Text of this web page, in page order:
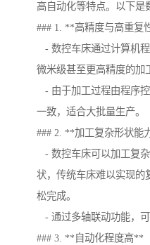
高自动化等特点。以下是
### 1. **高精度与高重复
- 数控车床通过计算机
微米级甚至更高精度的加
- 由于加工过程由程序
一致，适合大批量生产。
### 2. **加工复杂形状能
- 数控车床可以加工复
状，传统车床难以实现的
松完成。
- 通过多轴联动功能，可
### 3. **自动化程度高**